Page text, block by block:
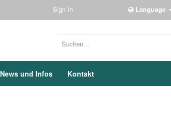
Sign In Language
News und Infos Kontakt